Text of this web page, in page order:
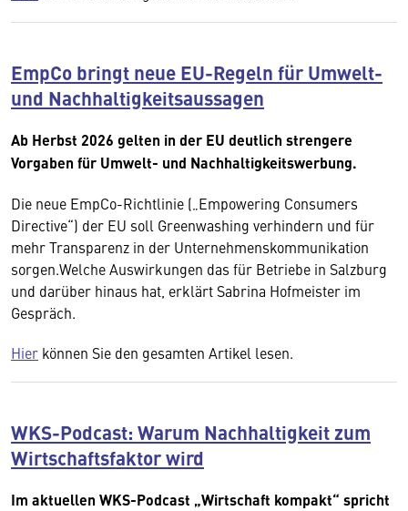
EmpCo bringt neue EU-Regeln für Umwelt-
und Nachhaltigkeitsaussagen
Ab Herbst 2026 gelten in der EU deutlich strengere
Vorgaben für Umwelt- und Nachhaltigkeitswerbung.
Die neue EmpCo-Richtlinie („Empowering Consumers
Directive“) der EU soll Greenwashing verhindern und für
mehr Transparenz in der Unternehmenskommunikation
sorgen.Welche Auswirkungen das für Betriebe in Salzburg
und darüber hinaus hat, erklärt Sabrina Hofmeister im
Gespräch.
Hier können Sie den gesamten Artikel lesen.
WKS-Podcast: Warum Nachhaltigkeit zum
Wirtschaftsfaktor wird
Im aktuellen WKS-Podcast „Wirtschaft kompakt“ spricht